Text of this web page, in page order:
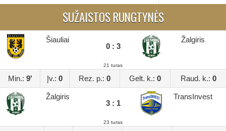
SUŽAISTOS RUNGTYNĖS
Šiauliai
0 : 3
Žalgiris
21 turas
Min.: 9' Įv.: 0 Rez. p.: 0 Gelt. k.: 0 Raud. k.: 0
Žalgiris
3 : 1
TransInvest
23 turas